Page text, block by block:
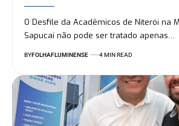
O Desfile da Acadêmicos de Niterói na
Sapucaí não pode ser tratado apenas…
BYFOLHAFLUMINENSE 4 MIN READ